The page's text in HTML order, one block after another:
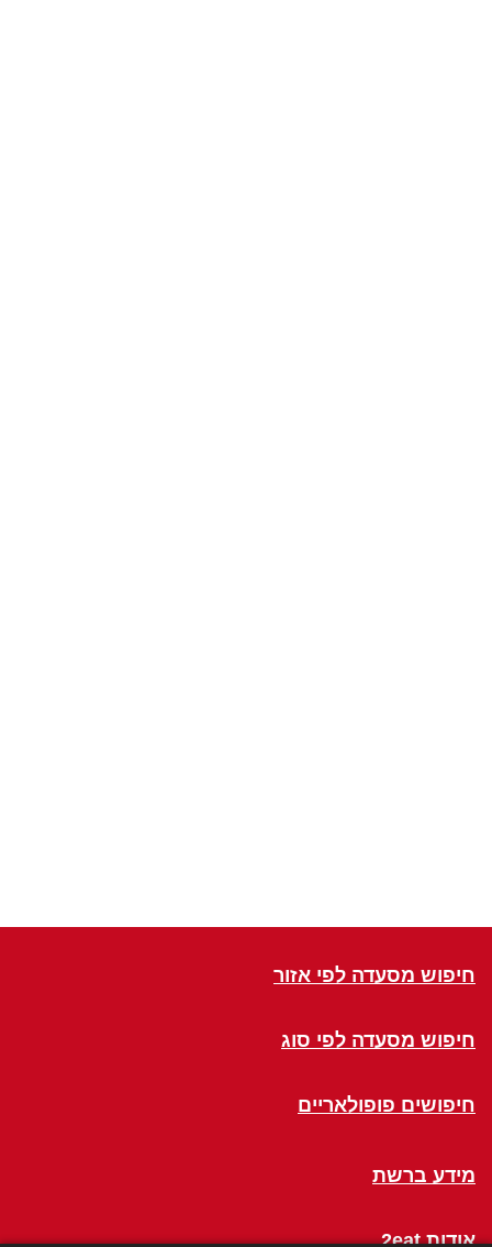
חיפוש מסעדה לפי אזור
חיפוש מסעדה לפי סוג
חיפושים פופולאריים
מידע ברשת
אודות 2eat